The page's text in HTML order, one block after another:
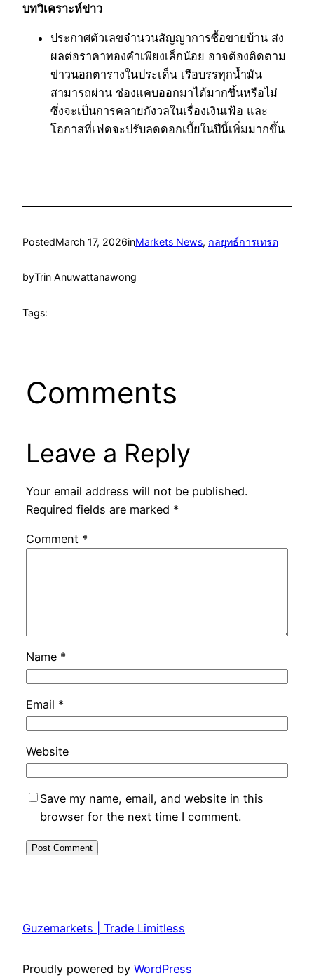
บทวิเคราะห์ข่าว
ประกาศตัวเลขจำนวนสัญญาการซื้อขายบ้าน ส่ง
ผลต่อราคาทองคำเพียงเล็กน้อย อาจต้องติดตาม
ข่าวนอกตารางในประเด็น เรือบรรทุกน้ำมัน
สามารถผ่าน ช่องแคบออกมาได้มากขึ้นหรือไม่
ซึ่งจะเป็นการคลายกังวลในเรื่องเงินเฟ้อ และ
โอกาสที่เฟดจะปรับลดดอกเบี้ยในปีนี้เพิ่มมากขึ้น
PostedMarch 17, 2026inMarkets News, กลยุทธ์การเทรด
byTrin Anuwattanawong
Tags:
Comments
Leave a Reply
Your email address will not be published.
Required fields are marked *
Comment *
Name *
Email *
Website
Save my name, email, and website in this
browser for the next time I comment.
Guzemarkets | Trade Limitless
Proudly powered by WordPress